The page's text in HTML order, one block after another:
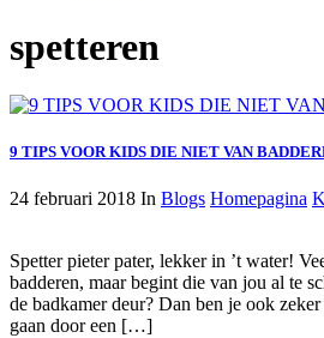
spetteren
9 TIPS VOOR KIDS DIE NIET VAN
24 februari 2018 In Blogs Homepagina
Spetter pieter pater, lekker in ’t water!
badderen, maar begint die van jou al te
de badkamer deur? Dan ben je ook
gaan door een […]